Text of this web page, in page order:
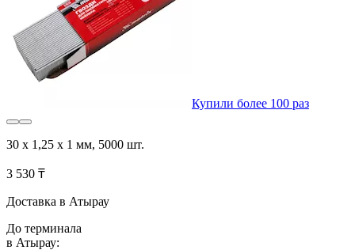
Купили более 100 раз
30 х 1,25 х 1 мм, 5000 шт.
3 530 ₸
Доставка в Атырау
До терминала
в Атырау: